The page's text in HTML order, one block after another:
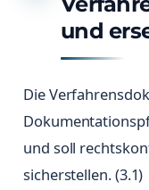
und
Die
und soll
sicherstellen. (3.1)